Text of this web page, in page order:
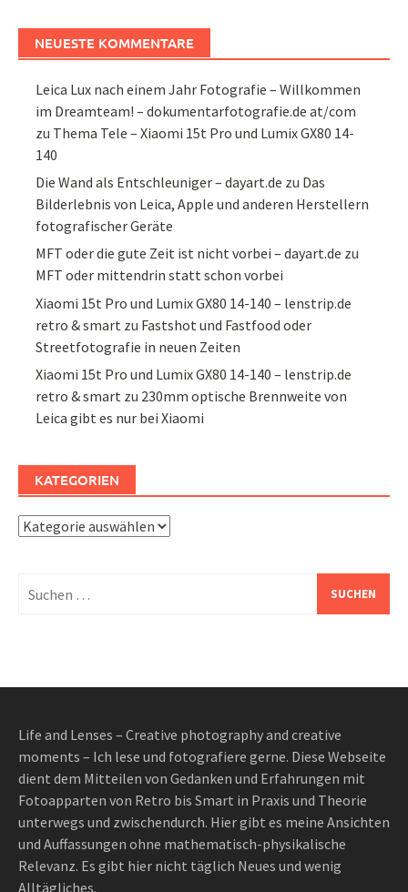
NEUESTE KOMMENTARE
Leica Lux nach einem Jahr Fotografie – Willkommen
im Dreamteam! – dokumentarfotografie.de at/com
zu Thema Tele – Xiaomi 15t Pro und Lumix GX80 14-
140
Die Wand als Entschleuniger – dayart.de zu Das
Bilderlebnis von Leica, Apple und anderen Herstellern
fotografischer Geräte
MFT oder die gute Zeit ist nicht vorbei – dayart.de zu
MFT oder mittendrin statt schon vorbei
Xiaomi 15t Pro und Lumix GX80 14-140 – lenstrip.de
retro & smart zu Fastshot und Fastfood oder
Streetfotografie in neuen Zeiten
Xiaomi 15t Pro und Lumix GX80 14-140 – lenstrip.de
retro & smart zu 230mm optische Brennweite von
Leica gibt es nur bei Xiaomi
KATEGORIEN
Kategorien
nach:
Life and Lenses – Creative photography and creative
moments – Ich lese und fotografiere gerne. Diese Webseite
dient dem Mitteilen von Gedanken und Erfahrungen mit
Fotoapparten von Retro bis Smart in Praxis und Theorie
unterwegs und zwischendurch. Hier gibt es meine Ansichten
und Auffassungen ohne mathematisch-physikalische
Relevanz. Es gibt hier nicht täglich Neues und wenig
Alltägliches.